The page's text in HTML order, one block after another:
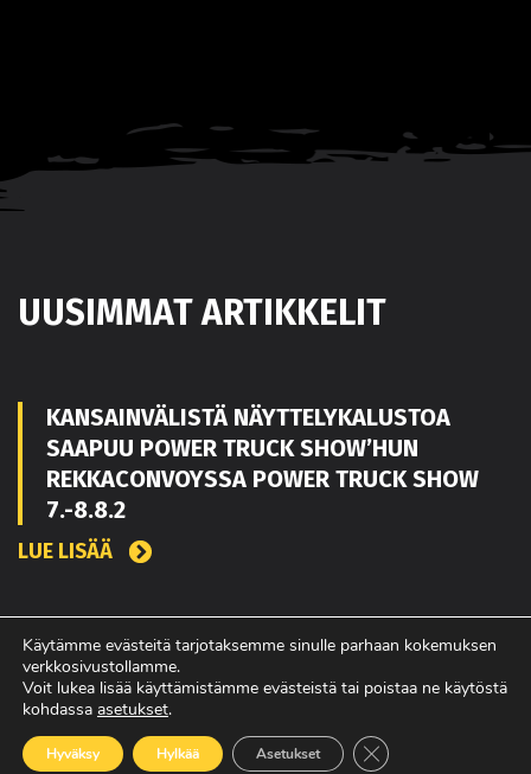
UUSIMMAT ARTIKKELIT
KANSAINVÄLISTÄ NÄYTTELYKALUSTOA
SAAPUU POWER TRUCK SHOW’HUN
REKKACONVOYSSA POWER TRUCK SHOW
7.-8.8.2
LUE LISÄÄ
TOUKO KAAKKO VAHVISTAMAAN MATEKON
MYYNTIÄ PIRKANMAALLA
LUE LISÄÄ
Käytämme evästeitä tarjotaksemme sinulle parhaan kokemuksen
verkkosivustollamme.
Voit lukea lisää käyttämistämme evästeistä tai poistaa ne käytöstä
kohdassa asetukset.
Hyväksy Hylkää Asetukset Sulje evästebanneri